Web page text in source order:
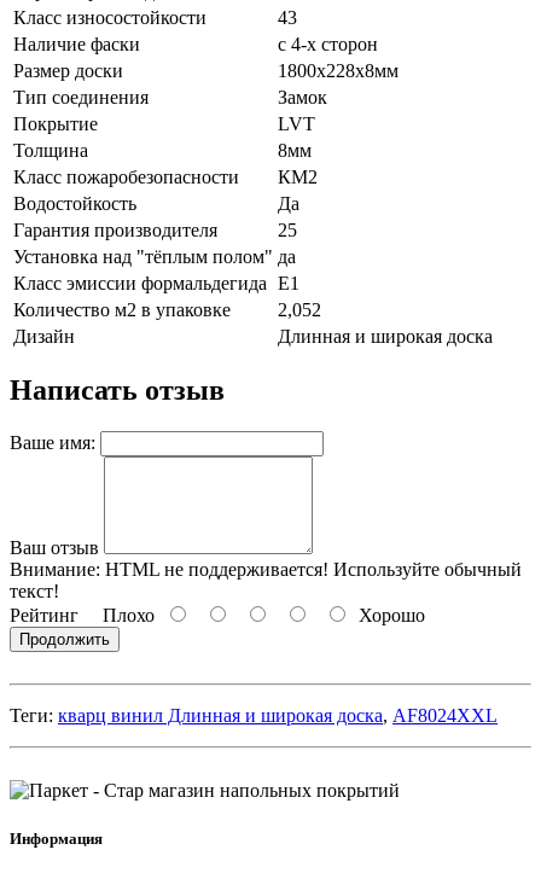
Класс износостойкости
43
Наличие фаски
с 4-х сторон
Размер доски
1800х228х8мм
Тип соединения
Замок
Покрытие
LVT
Толщина
8мм
Класс пожаробезопасности
КМ2
Водостойкость
Да
Гарантия производителя
25
Установка над "тёплым полом" да
Класс эмиссии формальдегида Е1
Количество м2 в упаковке
2,052
Дизайн
Длинная и широкая доска
Написать отзыв
Ваше имя:
Ваш отзыв
Внимание: HTML не поддерживается! Используйте обычный
текст!
Рейтинг Плохо Хорошо
Продолжить
Теги: кварц винил Длинная и широкая доска, AF8024XXL
Информация